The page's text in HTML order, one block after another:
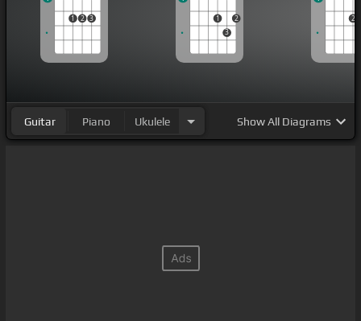
al cabo[Gm] fuimos, y al cabo
1 2 3
1
3
2
2
Guitar Piano Ukulele ShowAll Diagrams